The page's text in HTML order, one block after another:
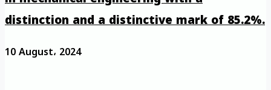
distinction and a distinctive mark of 85.2%.
10 August، 2024